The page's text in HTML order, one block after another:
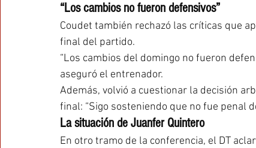
“Los cambios no fueron defensivos”
Coudet también rechazó las críticas que
final del partido.
“Los cambios del domingo no fueron
aseguró el entrenador.
Además, volvió a cuestionar la decisión
final: “Sigo sosteniendo que no fue penal
La situación de Juanfer Quintero
En otro tramo de la conferencia, el DT